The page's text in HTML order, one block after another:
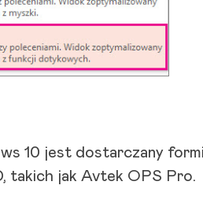
10 jest dostarczany
takich jak Avtek OPS Pro.